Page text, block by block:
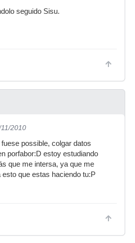
seguido Sisu.
2010
possible, colgar datos
porfabor:D estoy estudiando
que me intersa, ya que me
que estas haciendo tu:P